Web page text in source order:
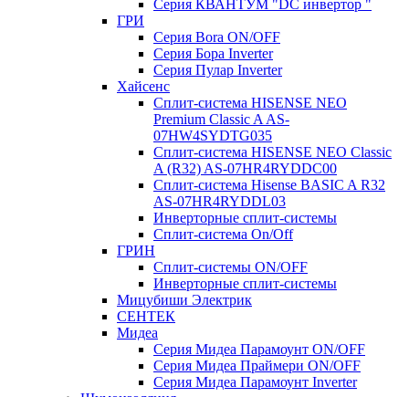
Серия КВАНТУМ "DC инвертор "
ГРИ
Серия Bora ON/OFF
Серия Бора Inverter
Серия Пулар Inverter
Хайсенс
Сплит-система HISENSE NEO
Premium Classic A AS-
07HW4SYDTG035
Сплит-система HISENSE NEO Classic
A (R32) AS-07HR4RYDDC00
Сплит-система Hisense BASIC A R32
AS-07HR4RYDDL03
Инверторные сплит-системы
Сплит-система On/Off
ГРИН
Сплит-системы ON/OFF
Инверторные сплит-системы
Мицубиши Электрик
СЕНТЕК
Мидеа
Серия Мидеа Парамоунт ON/OFF
Серия Мидеа Праймери ON/OFF
Серия Мидеа Парамоунт Inverter